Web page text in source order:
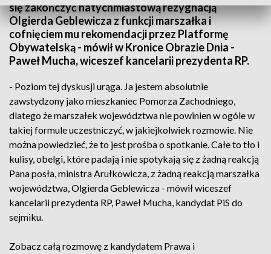
się zakończyć natychmiastową rezygnacją
Olgierda Geblewicza z funkcji marszałka i
cofnięciem mu rekomendacji przez Platformę
Obywatelską - mówił w Kronice Obrazie Dnia -
Paweł Mucha, wiceszef kancelarii prezydenta RP.
- Poziom tej dyskusji urąga. Ja jestem absolutnie
zawstydzony jako mieszkaniec Pomorza Zachodniego,
dlatego że marszałek województwa nie powinien w ogóle w
takiej formule uczestniczyć, w jakiejkolwiek rozmowie. Nie
można powiedzieć, że to jest prośba o spotkanie. Całe to tło i
kulisy, obelgi, które padają i nie spotykają się z żadną reakcją
Pana posła, ministra Arułkowicza, z żadną reakcją marszałka
województwa, Olgierda Geblewicza - mówił wiceszef
kancelarii prezydenta RP, Paweł Mucha, kandydat PiS do
sejmiku.
Zobacz całą rozmowę z kandydatem Prawa i